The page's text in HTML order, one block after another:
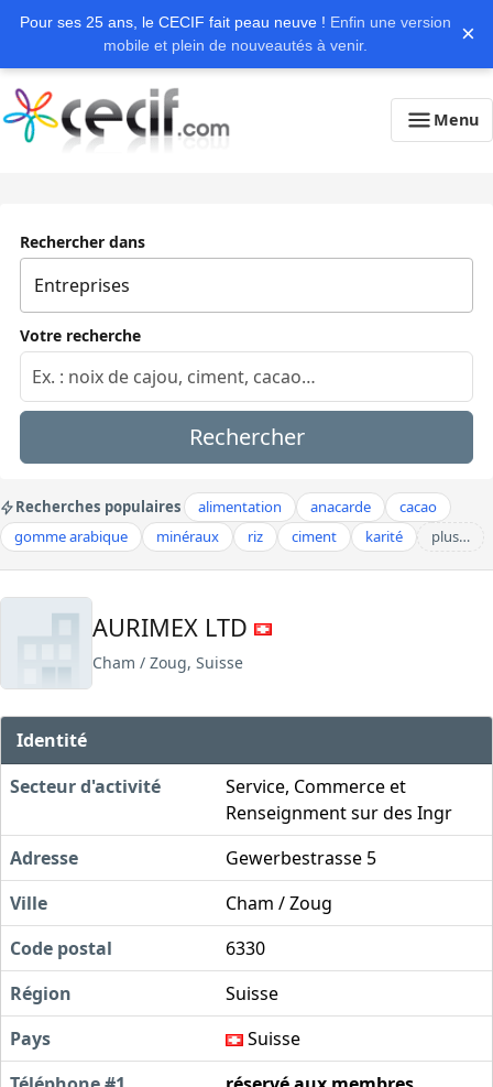
Pour ses 25 ans, le CECIF fait peau neuve ! Enfin une version
mobile et plein de nouveautés à venir.
×
Menu
Rechercher dans
Votre recherche
Rechercher
Recherches populaires alimentation anacarde
cacao
gomme arabique
minéraux riz ciment karité plus…
AURIMEX LTD
Cham / Zoug, Suisse
Identité
Secteur d'activité
Service, Commerce et
Renseignment sur des Ingr
Adresse
Gewerbestrasse 5
Ville
Cham / Zoug
Code postal
6330
Région
Suisse
Pays
Suisse